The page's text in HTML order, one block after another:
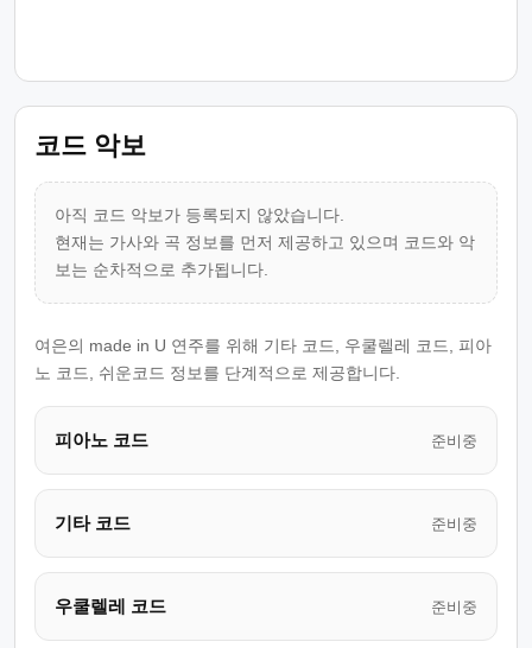
코드 악보
아직 코드 악보가 등록되지 않았습니다.
현재는 가사와 곡 정보를 먼저 제공하고 있으며 코드와 악
보는 순차적으로 추가됩니다.
여은의 made in U 연주를 위해 기타 코드, 우쿨렐레 코드, 피아
노 코드, 쉬운코드 정보를 단계적으로 제공합니다.
피아노 코드 준비중
기타 코드 준비중
우쿨렐레 코드 준비중